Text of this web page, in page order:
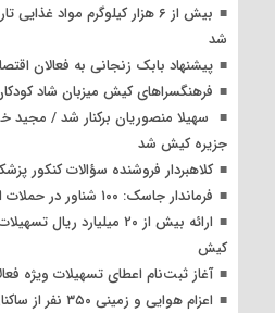
بیش از ۶ هزار کیلوگرم مواد
شد
پیشنهاد بابک زنجانی به فعالان
فرهنگسراهای کیش میزبان شاد
سهیلا منصوریان برکنار شد / مجید
جزیره کیش شد
کلاهبردار فروشنده سؤالات کنکور
فرماندار جاسک: ۱۰۰ شناور در حملات اخیر آمریکا آسیب دید
ارائه بیش از ۲۰ میلیارد
کیش
آغاز ثبت‌نام اعطای تسهیلات ویژه
اعزام هوایی و